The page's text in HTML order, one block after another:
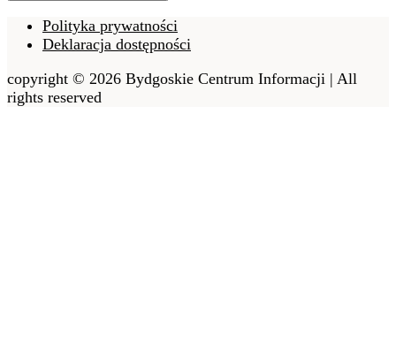
Polityka prywatności
Deklaracja dostępności
copyright © 2026 Bydgoskie Centrum Informacji | All
rights reserved